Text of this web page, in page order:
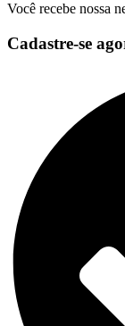
Você recebe nossa
Cadastre-se